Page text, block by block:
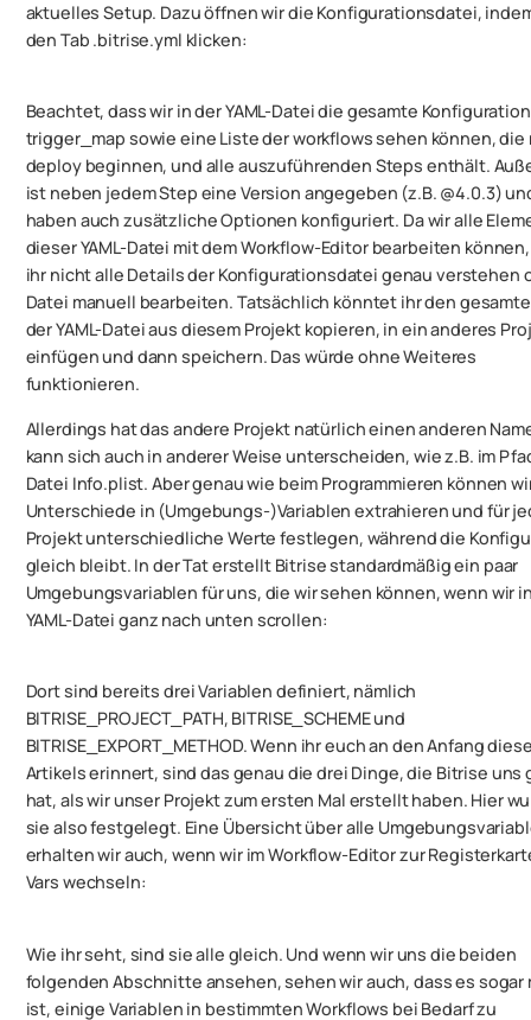
aktuelles Setup. Dazu öffnen wir die Konfigurationsdatei,
den Tab .bitrise.yml klicken:
Beachtet, dass wir in der YAML-Datei die gesamte
trigger_map sowie eine Liste der workflows sehen können, die
deploy beginnen, und alle auszuführenden Steps enthält.
ist neben jedem Step eine Version angegeben (z.B. @4.0.3)
haben auch zusätzliche Optionen konfiguriert. Da wir alle
dieser YAML-Datei mit dem Workflow-Editor bearbeiten
ihr nicht alle Details der Konfigurationsdatei genau verstehen
Datei manuell bearbeiten. Tatsächlich könntet ihr den
der YAML-Datei aus diesem Projekt kopieren, in ein anderes
einfügen und dann speichern. Das würde ohne Weiteres
funktionieren.
Allerdings hat das andere Projekt natürlich einen anderen
kann sich auch in anderer Weise unterscheiden, wie z.B. im
Datei Info.plist. Aber genau wie beim Programmieren können
Unterschiede in (Umgebungs-)Variablen extrahieren und für
Projekt unterschiedliche Werte festlegen, während die
gleich bleibt. In der Tat erstellt Bitrise standardmäßig ein paar
Umgebungsvariablen für uns, die wir sehen können, wenn wir
YAML-Datei ganz nach unten scrollen:
Dort sind bereits drei Variablen definiert, nämlich
BITRISE_PROJECT_PATH, BITRISE_SCHEME und
BITRISE_EXPORT_METHOD. Wenn ihr euch an den Anfang
Artikels erinnert, sind das genau die drei Dinge, die Bitrise uns
hat, als wir unser Projekt zum ersten Mal erstellt haben. Hier
sie also festgelegt. Eine Übersicht über alle
erhalten wir auch, wenn wir im Workflow-Editor zur
Vars wechseln:
Wie ihr seht, sind sie alle gleich. Und wenn wir uns die beiden
folgenden Abschnitte ansehen, sehen wir auch, dass es sogar
ist, einige Variablen in bestimmten Workflows bei Bedarf zu